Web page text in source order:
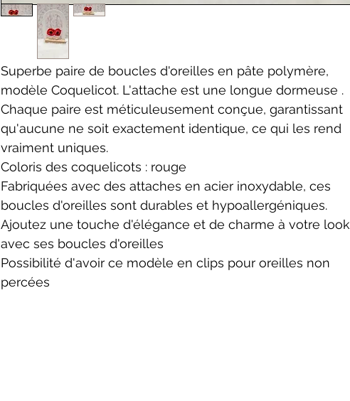
Superbe paire de boucles d'oreilles en pâte polymère,
modèle Coquelicot. L'attache est une longue dormeuse .
Chaque paire est méticuleusement conçue, garantissant
qu'aucune ne soit exactement identique, ce qui les rend
vraiment uniques.
Coloris des coquelicots : rouge
Fabriquées avec des attaches en acier inoxydable, ces
boucles d'oreilles sont durables et hypoallergéniques.
Ajoutez une touche d'élégance et de charme à votre look
avec ses boucles d'oreilles
Possibilité d'avoir ce modèle en clips pour oreilles non
percées